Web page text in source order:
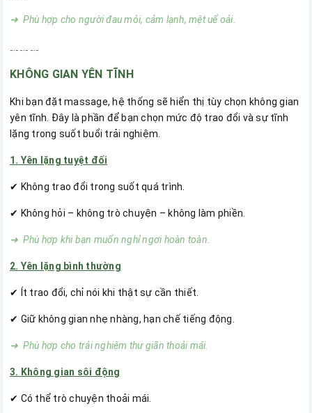
➜ Phù hợp cho người đau mỏi, cảm lạnh, mệt uể oải.
KHÔNG GIAN YÊN TĨNH
Khi bạn đặt massage, hệ thống sẽ hiển thị tùy chọn không gian
yên tĩnh. Đây là phần để bạn chọn mức độ trao đổi và sự tĩnh
lặng trong suốt buổi trải nghiệm.
1. Yên lặng tuyệt đối
✔ Không trao đổi trong suốt quá trình.
✔ Không hỏi – không trò chuyện – không làm phiền.
➜ Phù hợp khi bạn muốn nghỉ ngơi hoàn toàn.
2. Yên lặng bình thường
✔ Ít trao đổi, chỉ nói khi thật sự cần thiết.
✔ Giữ không gian nhẹ nhàng, hạn chế tiếng động.
➜ Phù hợp cho trải nghiệm thư giãn thoải mái.
3. Không gian sôi động
✔ Có thể trò chuyện thoải mái.